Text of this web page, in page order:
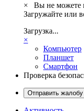
×
Вы не можете
Загружайте или
Загрузка...
×
Компьютер
Планшет
Смартфон
Проверка
Отправить жалобу